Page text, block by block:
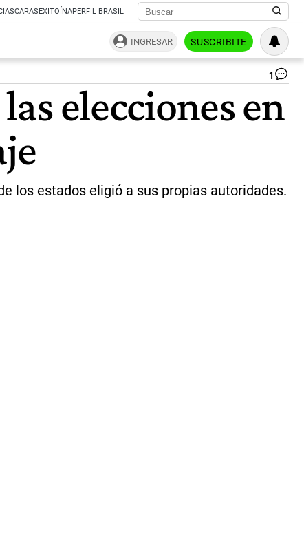
CARASEXITOÍNAPERFIL BRASIL
INGRESAR SUSCRIBITE
1
elecciones en
los estados eligió a sus propias autoridades.